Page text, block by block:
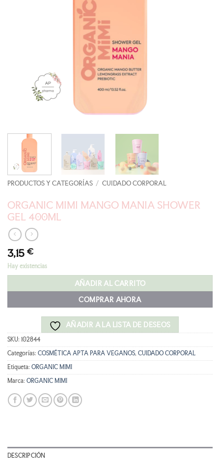
PRODUCTOS Y CATEGORÍAS / CUIDADO CORPORAL
ORGANIC MIMI MANGO MANIA SHOWER
GEL 400ML
3,15 €
Hay existencias
AÑADIR AL CARRITO
COMPRAR AHORA
AÑADIR A LA LISTA DE DESEOS
SKU: 102844
Categorías: COSMÉTICA APTA PARA VEGANOS, CUIDADO CORPORAL
Etiqueta: ORGANIC MIMI
Marca: ORGANIC MIMI
DESCRIPCIÓN